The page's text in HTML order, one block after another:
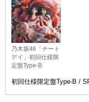
乃木坂46「チート
デイ」初回仕様限
定盤Type-B
初回仕様限定盤Type-B /